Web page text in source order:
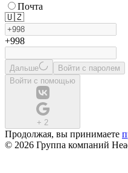
Почта
🇺🇿
+998
Дальше
Войти с паролем
Войти с помощью
+ 2
Продолжая, вы принимаете
© 2026 Группа компаний